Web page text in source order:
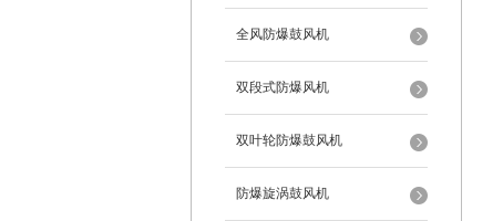
全风防爆鼓风机
双段式防爆风机
双叶轮防爆鼓风机
防爆旋涡鼓风机